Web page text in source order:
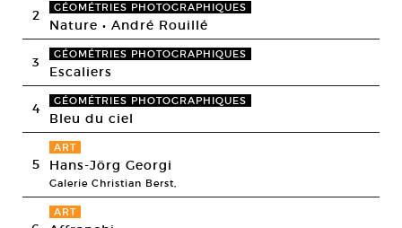
2 GÉOMÉTRIES PHOTOGRAPHIQUES
Nature • André Rouillé
3 GÉOMÉTRIES PHOTOGRAPHIQUES
Escaliers
4 GÉOMÉTRIES PHOTOGRAPHIQUES
Bleu du ciel
5
ART
Hans-Jörg Georgi
Galerie Christian Berst,
ART